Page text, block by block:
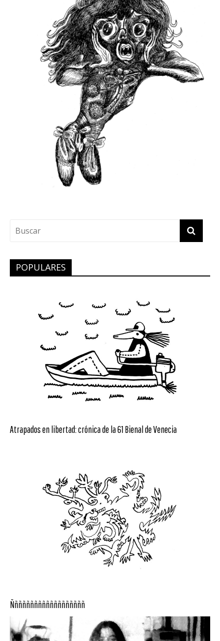
POPULARES
Atrapados en libertad: crónica de la 61 Bienal de Venecia
Ñññññññññññññññññññ